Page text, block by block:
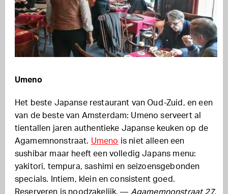
Umeno
Het beste Japanse restaurant van Oud-Zuid, en een
van de beste van Amsterdam: Umeno serveert al
tientallen jaren authentieke Japanse keuken op de
Agamemnonstraat. Umeno is niet alleen een
sushibar maar heeft een volledig Japans menu:
yakitori, tempura, sashimi en seizoensgebonden
specials. Intiem, klein en consistent goed.
Reserveren is noodzakelijk. — Agamemnonstraat 27.